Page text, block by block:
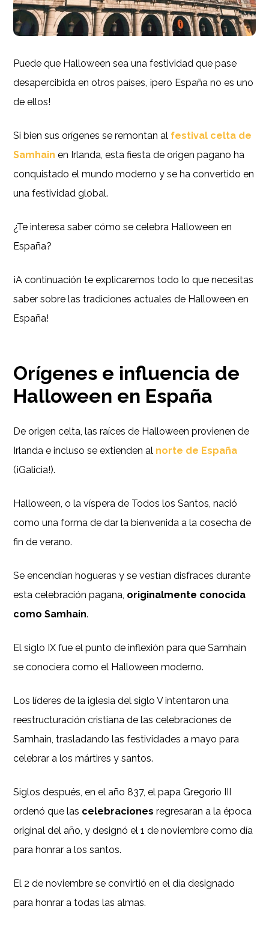
Puede que Halloween sea una festividad que pase
desapercibida en otros países, ¡pero España no es uno
de ellos!
Si bien sus orígenes se remontan al festival celta de
Samhain en Irlanda, esta fiesta de origen pagano ha
conquistado el mundo moderno y se ha convertido en
una festividad global.
¿Te interesa saber cómo se celebra Halloween en
España?
¡A continuación te explicaremos todo lo que necesitas
saber sobre las tradiciones actuales de Halloween en
España!
Orígenes e influencia de
Halloween en España
De origen celta, las raíces de Halloween provienen de
Irlanda e incluso se extienden al norte de España
(¡Galicia!).
Halloween, o la víspera de Todos los Santos, nació
como una forma de dar la bienvenida a la cosecha de
fin de verano.
Se encendían hogueras y se vestían disfraces durante
esta celebración pagana, originalmente conocida
como Samhain.
El siglo IX fue el punto de inflexión para que Samhain
se conociera como el Halloween moderno.
Los líderes de la iglesia del siglo V intentaron una
reestructuración cristiana de las celebraciones de
Samhain, trasladando las festividades a mayo para
celebrar a los mártires y santos.
Siglos después, en el año 837, el papa Gregorio III
ordenó que las celebraciones regresaran a la época
original del año, y designó el 1 de noviembre como día
para honrar a los santos.
El 2 de noviembre se convirtió en el día designado
para honrar a todas las almas.